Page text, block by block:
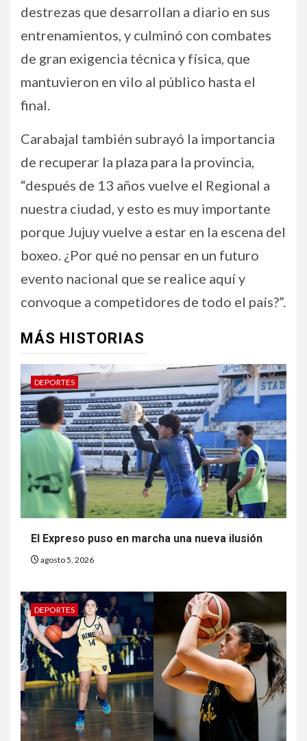
destrezas que desarrollan a diario en sus
entrenamientos, y culminó con combates
de gran exigencia técnica y física, que
mantuvieron en vilo al público hasta el
final.
Carabajal también subrayó la importancia
de recuperar la plaza para la provincia,
“después de 13 años vuelve el Regional a
nuestra ciudad, y esto es muy importante
porque Jujuy vuelve a estar en la escena del
boxeo. ¿Por qué no pensar en un futuro
evento nacional que se realice aquí y
convoque a competidores de todo el país?”.
MÁS HISTORIAS
DEPORTES
El Expreso puso en marcha una nueva ilusión
agosto 5, 2026
DEPORTES